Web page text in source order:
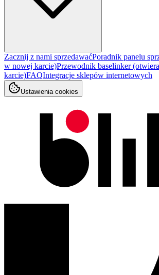
Zacznij z nami sprzedawaćPoradnik panelu
w nowej karcie)Przewodnik baselinker
karcie)FAQIntegracje sklepów internetowych
Ustawienia cookies